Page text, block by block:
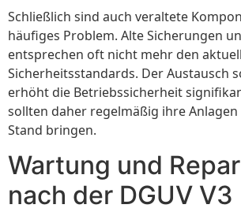
Schließlich sind auch veraltete
häufiges Problem. Alte Sicherungen
entsprechen oft nicht mehr den
Sicherheitsstandards. Der Austausch
erhöht die Betriebssicherheit
sollten daher regelmäßig ihre
Stand bringen.
Wartung und
nach der DGUV